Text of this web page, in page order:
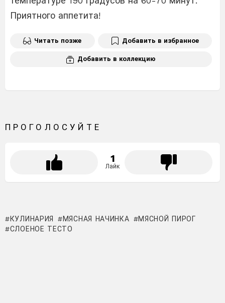
Приятного аппетита!
Читать позже Добавить в избранное
Добавить в коллекцию
ПРОГОЛОСУЙТЕ
1
Лайк
КУЛИНАРИЯ МЯСНАЯ НАЧИНКА
МЯСНОЙ ПИРОГ
СЛОЕНОЕ ТЕСТО